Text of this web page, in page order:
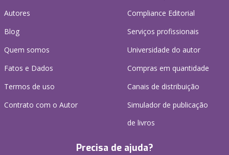
Autores
Blog
Quem somos
Fatos e Dados
Termos de uso
Contrato com o Autor
Compliance Editorial
Serviços profissionais
Universidade do autor
Compras em quantidade
Canais de distribuição
Simulador de publicação
de livros
Precisa de ajuda?